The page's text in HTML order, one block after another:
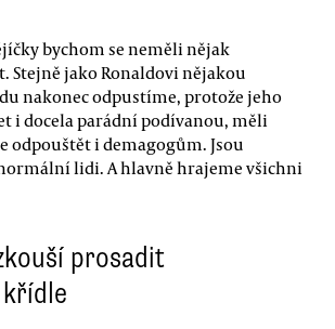
bychom se neměli nějak
Stejně jako Ronaldovi nějakou
nakonec odpustíme, protože jeho
i docela parádní podívanou, měli
odpouštět i demagogům. Jsou
lidi. A hlavně hrajeme všichni
prosadit